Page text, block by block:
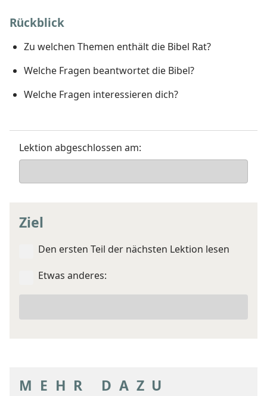
Rückblick
Zu welchen Themen enthält die Bibel Rat?
Welche Fragen beantwortet die Bibel?
Welche Fragen interessieren dich?
Lektion abgeschlossen am:
Ziel
Den ersten Teil der nächsten Lektion lesen
Etwas anderes:
anderes
MEHR DAZU